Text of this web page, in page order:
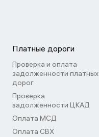
Платные дороги
Проверка и оплата
задолженности платных
дорог
Проверка
задолженности ЦКАД
Оплата МСД
Оплата СВХ